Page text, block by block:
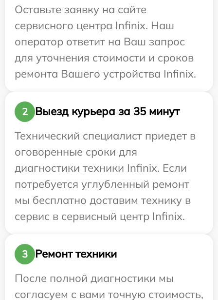
Оставьте заявку на сайте
сервисного центра Infinix. Наш
оператор ответит на Ваш запрос
для уточнения стоимости и сроков
ремонта Вашего устройства Infinix.
2
Выезд курьера за 35 минут
Технический специалист приедет в
оговоренные сроки для
диагностики техники Infinix. Если
потребуется углубленный ремонт
мы бесплатно доставим технику в
сервис в сервисный центр Infinix.
3
Ремонт техники
После полной диагностики мы
согласуем с вами точную стоимость,